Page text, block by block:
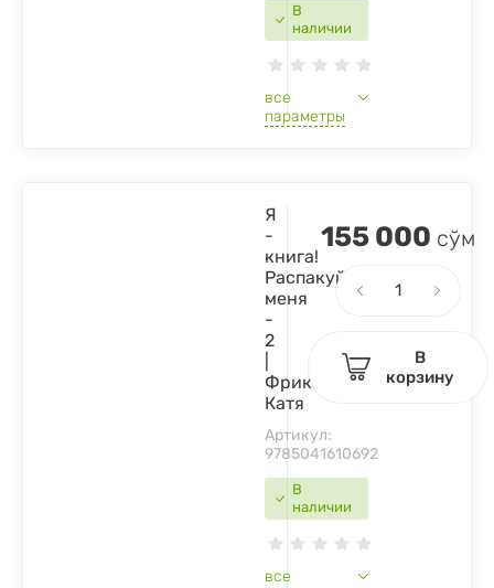
В
наличии
все
параметры
В
наличии
Я
-
книга!
Распакуй
меня
-
2
Фриксе
Катя
Артикул:
9785041610692
все
155 000 сўм
В
корзину